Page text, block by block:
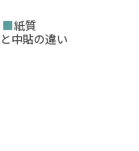
■紙質
中貼の違い